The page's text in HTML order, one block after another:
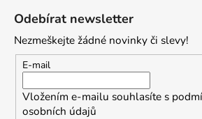
Odebírat newsletter
Nezmeškejte žádné novinky či slevy!
E-mail
Vložením e-mailu souhlasíte s
osobních údajů